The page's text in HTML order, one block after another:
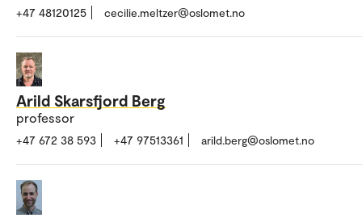
+47 48120125 cecilie.meltzer@oslomet.no
Arild Skarsfjord Berg
professor
+47 672 38 593 +47 97513361 arild.berg@oslomet.no